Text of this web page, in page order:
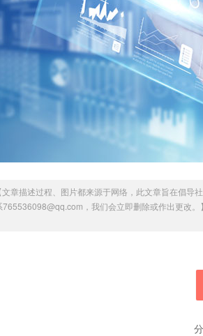
文章描述过程、图片都来源于网络，此文章旨在倡
765536098@qq.com，我们会立即删除或作出更改。